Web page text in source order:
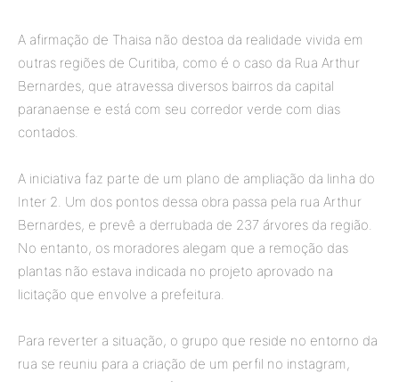
A afirmação de Thaisa não destoa da realidade vivida em
outras regiões de Curitiba, como é o caso da Rua Arthur
Bernardes, que atravessa diversos bairros da capital
paranaense e está com seu corredor verde com dias
contados.
A iniciativa faz parte de um plano de ampliação da linha do
Inter 2. Um dos pontos dessa obra passa pela rua Arthur
Bernardes, e prevê a derrubada de 237 árvores da região.
No entanto, os moradores alegam que a remoção das
plantas não estava indicada no projeto aprovado na
licitação que envolve a prefeitura.
Para reverter a situação, o grupo que reside no entorno da
rua se reuniu para a criação de um perfil no instagram,